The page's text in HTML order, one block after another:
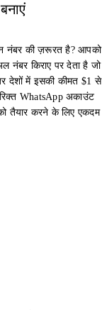
नंबर की ज़रूरत है? आपको
नंबर किराए पर देता है जो
देशों में इसकी कीमत $1 से
WhatsApp अकाउंट
तैयार करने के लिए एकदम